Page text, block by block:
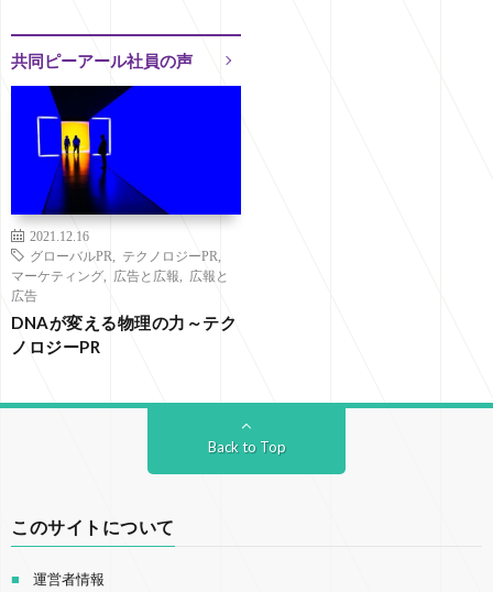
共同ピーアール社員の声
2021.12.16
グローバルPR
テクノロジーPR
マーケティング
広告と広報
広報と
広告
DNAが変える物理の力～テク
ノロジーPR
Back to Top
このサイトについて
運営者情報